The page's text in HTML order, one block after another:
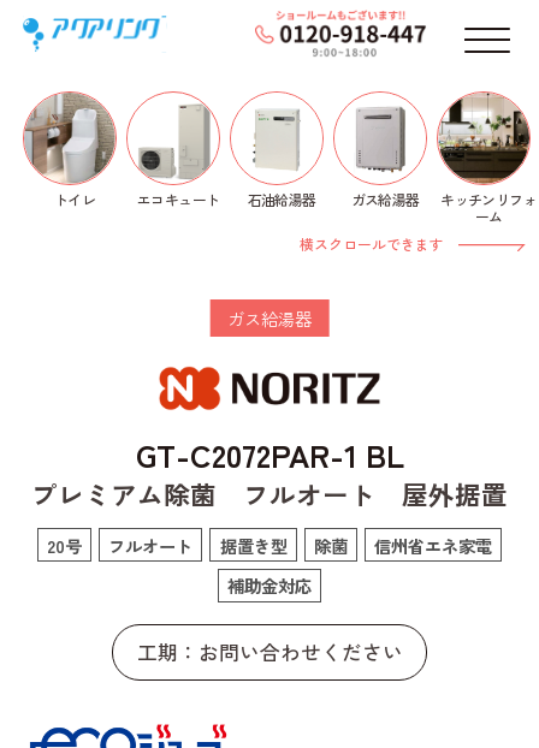
メニ
トイレ エコキュート 石油給湯器 ガス給湯器
キッチンリフォ
ーム
横スクロールできます
ホーム > ガス給湯器> NORITZ>
追焚き式給湯器エコ
ガス給湯器
GT-C2072PAR-1 BL
プレミアム除菌 フルオート 屋外据置
20号 フルオート 据置き型 除菌
信州省エネ家電
補助金対応
工期：お問い合わせください